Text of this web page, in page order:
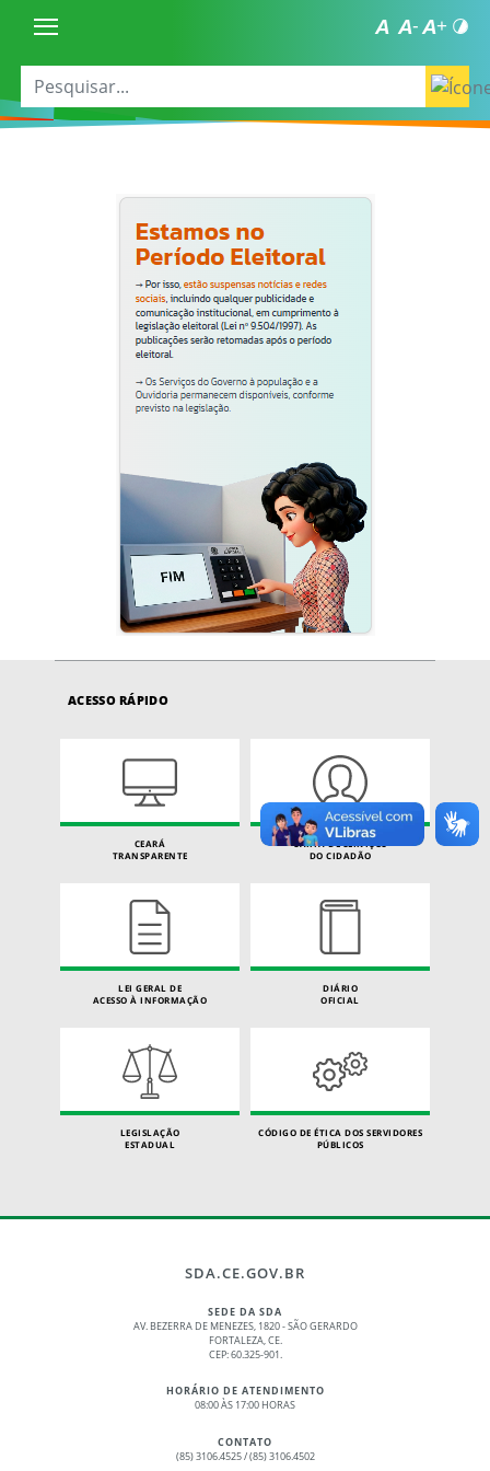
ACESSO RÁPIDO
CEARÁ
TRANSPARENTE
CARTA DE SERVIÇOS
DO CIDADÃO
LEI GERAL DE
ACESSO À INFORMAÇÃO
DIÁRIO
OFICIAL
LEGISLAÇÃO
ESTADUAL
CÓDIGO DE ÉTICA DOS SERVIDORES
PÚBLICOS
SDA.CE.GOV.BR
SEDE DA SDA
AV. BEZERRA DE MENEZES, 1820 - SÃO GERARDO
FORTALEZA, CE.
CEP: 60.325-901.
HORÁRIO DE ATENDIMENTO
08:00 ÀS 17:00 HORAS
CONTATO
(85) 3106.4525 / (85) 3106.4502